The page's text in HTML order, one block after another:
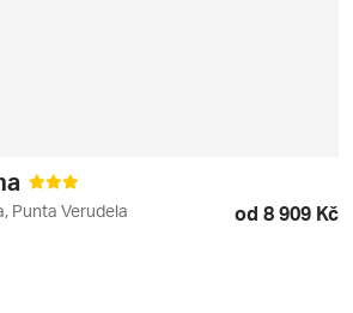
Punta Verudela od 8 909 Kč